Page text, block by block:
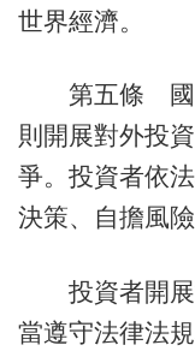
世界經濟。
第五條 國家
則開展對外投
爭。投資者依
決策、自擔風
投資者開展
當遵守法律法